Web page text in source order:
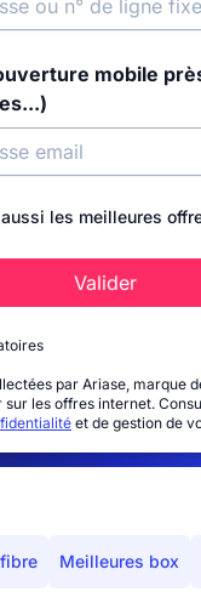
mobile
les meilleures
Valider
par Ariase, marque
sur les offres internet.
et de gestion de
Meilleures box